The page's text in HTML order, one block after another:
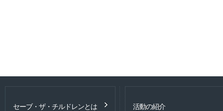
セーブ・ザ・チルドレンとは 活動の紹介